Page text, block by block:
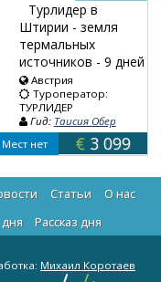
Турлидер в
Штирии - земля
термальных
источников - 9 дней
Австрия
Туроператор:
ТУРЛИДЕР
Гид: Таисия Обер
Мест нет
€ 3 099
Статьи
О нас
Рассказ дня
Михаил Коротаев